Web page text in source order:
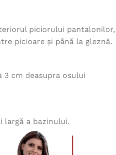
piciorului pantalonilor,
picioare și până la gleznă.
3 cm deasupra osului
largă a bazinului.